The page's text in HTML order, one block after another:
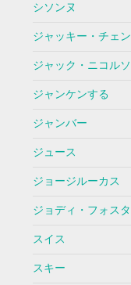
シソンヌ
ジャッキー・チェン
ジャック・ニコル
ジャンケンする
ジャンバー
ジュース
ジョージルーカス
ジョディ・フォス
スイス
スキー